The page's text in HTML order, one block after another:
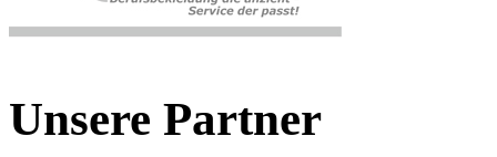
Unsere Partner